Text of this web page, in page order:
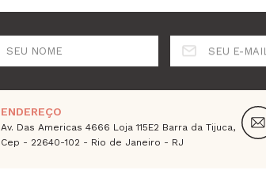
SEU NOME SEU E-MAIL
ENDEREÇO
Av. Das Americas 4666 Loja 115E2 Barra da Tijuca,
Cep - 22640-102 - Rio de Janeiro - RJ